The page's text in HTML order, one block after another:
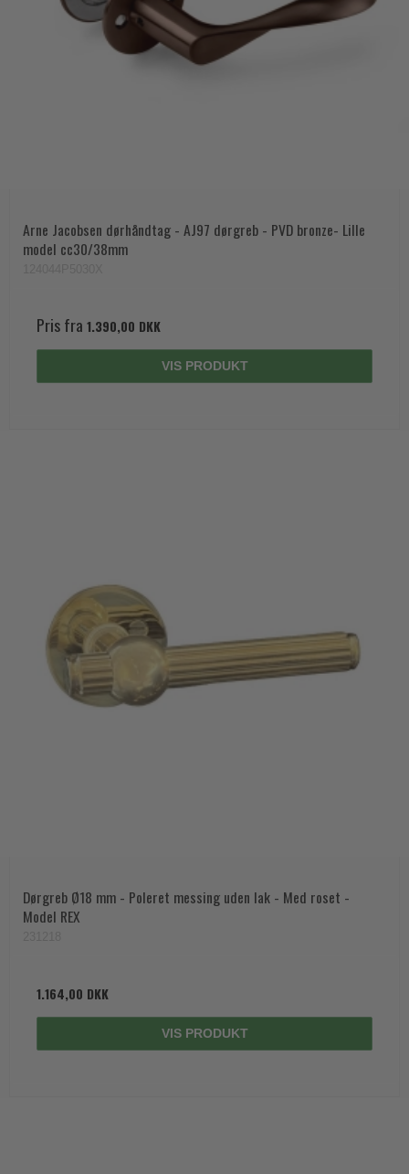
Arne Jacobsen dørhåndtag - AJ97 dørgreb - PVD bronze- Lille
model cc30/38mm
Pris fra 1.390,00 DKK
VIS PRODUKT
Dørgreb Ø18 mm - Poleret messing uden lak - Med roset -
Model REX
1.164,00 DKK
VIS PRODUKT